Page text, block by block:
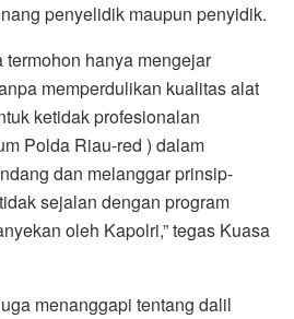
penyelidik maupun penyidik.
termohon hanya mengejar
memperdulikan kualitas alat
ketidak profesionalan
Polda Riau-red ) dalam
dan melanggar prinsip-
sejalan dengan program
oleh Kapolri,” tegas Kuasa
menanggapi tentang dalil